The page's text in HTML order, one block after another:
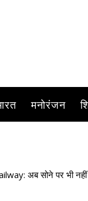
मनोरंजन
अब सोने पर भी